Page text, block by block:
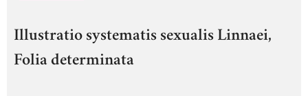
Illustratio systematis sexualis Linnaei,
Folia determinata